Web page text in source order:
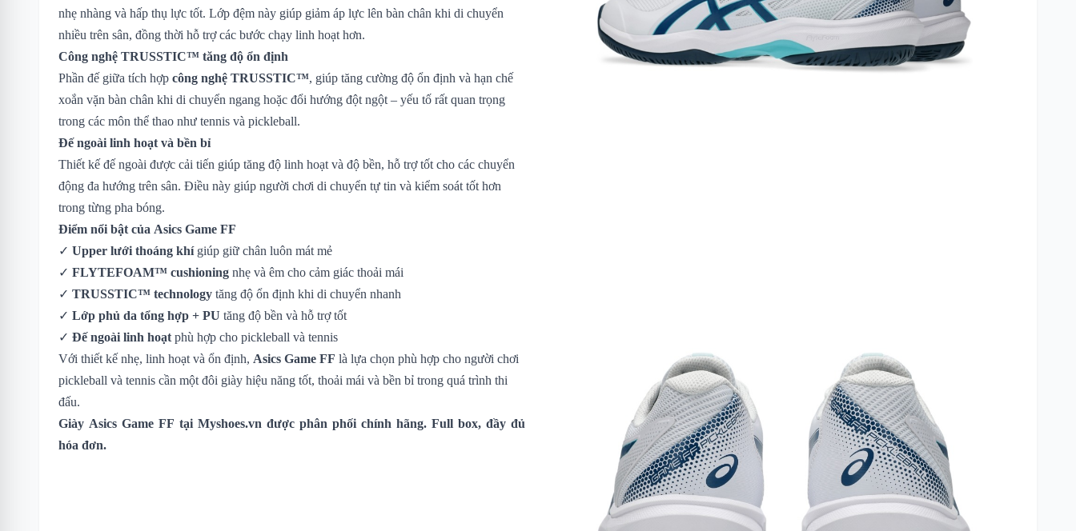
nhẹ nhàng và hấp thụ lực tốt. Lớp đệm này giúp giảm áp lực lên bàn chân khi di chuyển
nhiều trên sân, đồng thời hỗ trợ các bước chạy linh hoạt hơn.
Công nghệ TRUSSTIC™ tăng độ ổn định
Phần đế giữa tích hợp công nghệ TRUSSTIC™, giúp tăng cường độ ổn định và hạn chế
xoắn vặn bàn chân khi di chuyển ngang hoặc đổi hướng đột ngột – yếu tố rất quan trọng
trong các môn thể thao như tennis và pickleball.
Đế ngoài linh hoạt và bền bỉ
Thiết kế đế ngoài được cải tiến giúp tăng độ linh hoạt và độ bền, hỗ trợ tốt cho các chuyển
động đa hướng trên sân. Điều này giúp người chơi di chuyển tự tin và kiểm soát tốt hơn
trong từng pha bóng.
Điểm nổi bật của Asics Game FF
✓ Upper lưới thoáng khígiúp giữ chân luôn mát mẻ
✓ FLYTEFOAM™ cushioning nhẹ và êm cho cảm giác thoải mái
✓ TRUSSTIC™ technology tăng độ ổn định khi di chuyển nhanh
✓ Lớp phủ da tổng hợp + PU tăng độ bền và hỗ trợ tốt
✓ Đế ngoài linh hoạt phù hợp cho pickleball và tennis
Với thiết kế nhẹ, linh hoạt và ổn định, Asics Game FF là lựa chọn phù hợp cho người chơi
pickleball và tennis cần một đôi giày hiệu năng tốt, thoải mái và bền bỉ trong quá trình thi
đấu.
Giày Asics Game FF tại Myshoes.vn được phân phối chính hãng. Full box, đầy đủ
hóa đơn.